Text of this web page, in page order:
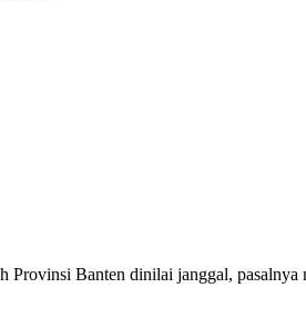
Banten dinilai janggal,